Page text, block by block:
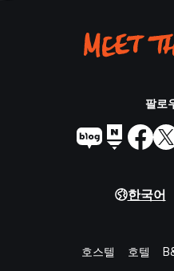
팔로
한국어
호스텔 호텔